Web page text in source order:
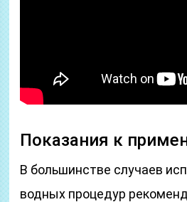
Показания к
В большинстве случаев
водных процедур